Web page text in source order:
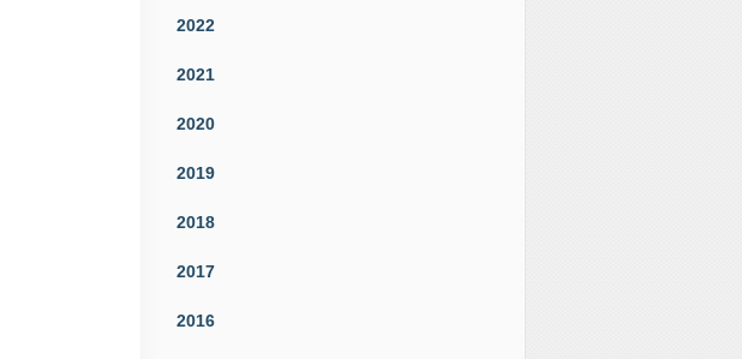
2022
2021
2020
2019
2018
2017
2016